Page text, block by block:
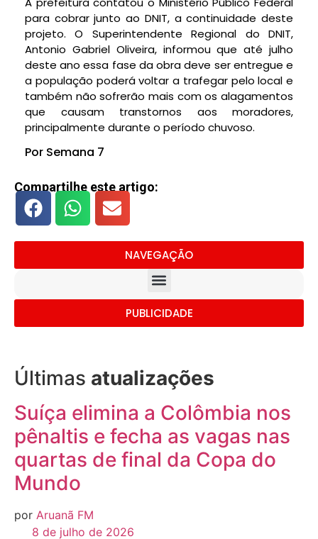
para cobrar junto ao DNIT, a continuidade deste
projeto. O Superintendente Regional do DNIT,
Antonio Gabriel Oliveira, informou que até julho
deste ano essa fase da obra deve ser entregue e
a população poderá voltar a trafegar pelo local e
também não sofrerão mais com os alagamentos
que causam transtornos aos moradores,
principalmente durante o período chuvoso.
Por Semana 7
Compartilhe este artigo:
NAVEGAÇÃO
PUBLICIDADE
Últimas atualizações
Suíça elimina a Colômbia nos
pênaltis e fecha as vagas nas
quartas de final da Copa do
Mundo
por Aruanã FM
8 de julho de 2026